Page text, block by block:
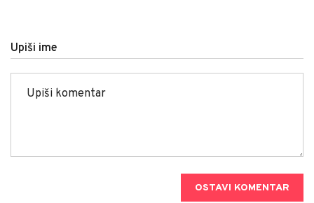
Upiši ime
OSTAVI KOMENTAR